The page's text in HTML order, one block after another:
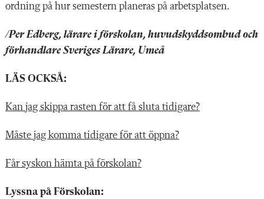
ordning på hur semestern planeras på arbetsplatsen.
/Per Edberg, lärare i förskolan, huvudskyddsombud och
förhandlare Sveriges Lärare, Umeå
LÄS OCKSÅ:
Kan jag skippa rasten för att få sluta tidigare?
Måste jag komma tidigare för att öppna?
Får syskon hämta på förskolan?
Lyssna på Förskolan: